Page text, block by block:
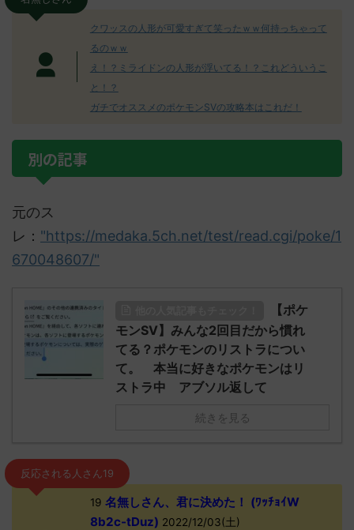
クワッスの人形が可愛すぎて笑ったｗｗ何持っちゃって
るのｗｗ
え！？ミライドンの人形が浮いてる！？これどういうこ
と！？
ガチでオススメのポケモンSVの攻略本はこれだ！
別の記事
元のス
レ： "https://medaka.5ch.net/test/read.cgi/poke/1
670048607/"
【ポケ
モンSV】みんな2回目だから慣れ
てる？ポケモンのリストラについ
て。 本当に好きなポケモンはリ
ストラ中 アブソル返して
続きを見る
反応される人さん19
19 名無しさん、君に決めた！ (ﾜｯﾁｮｲW
8b2c-tDuz) 2022/12/03(土)